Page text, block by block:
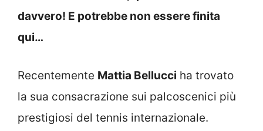
davvero! E potrebbe non essere finita
qui…
Recentemente Mattia Bellucci ha trovato
la sua consacrazione sui palcoscenici più
prestigiosi del tennis internazionale.